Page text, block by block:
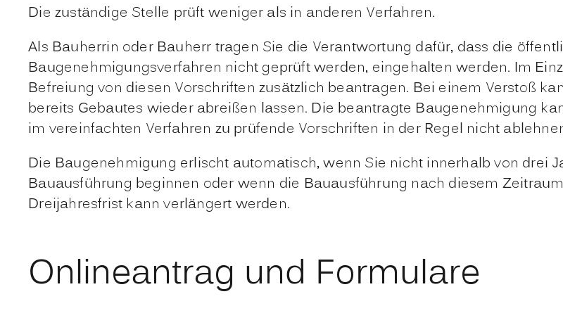
Die zuständige Stelle prüft weniger als in anderen Verfahren.
Als Bauherrin oder Bauherr tragen Sie die Verantwortung dafür, dass die
Baugenehmigungsverfahren nicht geprüft werden, eingehalten werden. Im
Befreiung von diesen Vorschriften zusätzlich beantragen. Bei einem Verstoß
bereits Gebautes wieder abreißen lassen. Die beantragte Baugenehmigung
im vereinfachten Verfahren zu prüfende Vorschriften in der Regel nicht
Die Baugenehmigung erlischt automatisch, wenn Sie nicht innerhalb von drei
Bauausführung beginnen oder wenn die Bauausführung nach diesem
Dreijahresfrist kann verlängert werden.
Onlineantrag und Formulare